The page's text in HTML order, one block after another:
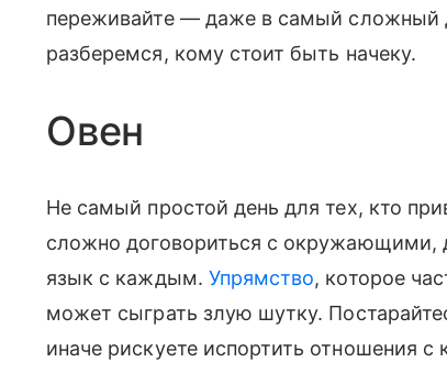
переживайте — даже в самый сложный
разберемся, кому стоит быть начеку.
Овен
Не самый простой день для тех, кто
сложно договориться с окружающими,
язык с каждым. Упрямство, которое
может сыграть злую шутку.
иначе рискуете испортить отношения